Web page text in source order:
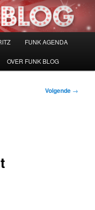
FUNK AGENDA
OVER FUNK BLOG
Volgende →